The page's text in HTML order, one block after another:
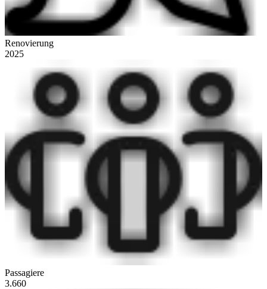
Renovierung
2025
Passagiere
3.660